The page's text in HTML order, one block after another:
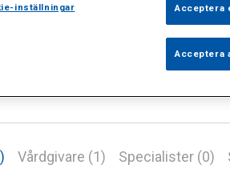
Vårdgivare (1) Specialister (0)
inställningar Acceptera
Acceptera